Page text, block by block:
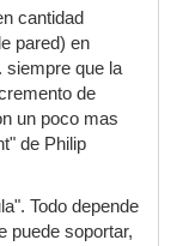
cantidad
pared) en
siempre que la
de
un poco mas
de Philip
Todo depende
puede soportar,